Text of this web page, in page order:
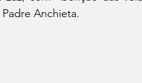
Anchieta.